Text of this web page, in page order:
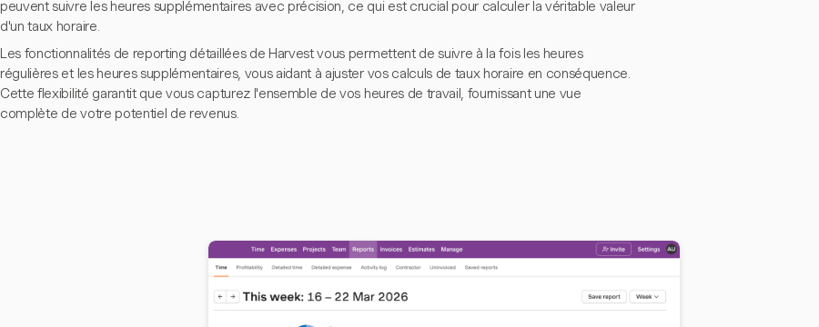
peuvent suivre les heures supplémentaires avec précision, ce qui est crucial pour calculer la véritable valeur
d'un taux horaire.
Les fonctionnalités de reporting détaillées de Harvest vous permettent de suivre à la fois les heures
régulières et les heures supplémentaires, vous aidant à ajuster vos calculs de taux horaire en conséquence.
Cette flexibilité garantit que vous capturez l'ensemble de vos heures de travail, fournissant une vue
complète de votre potentiel de revenus.